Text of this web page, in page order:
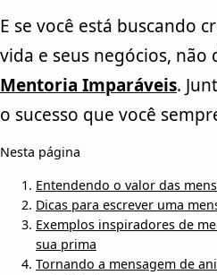
E se você está buscando
vida e seus negócios, não
Mentoria Imparáveis.
o sucesso que você
Nesta página
Entendendo o valor das
Dicas para escrever uma
Exemplos inspiradores de
sua prima
Tornando a mensagem de